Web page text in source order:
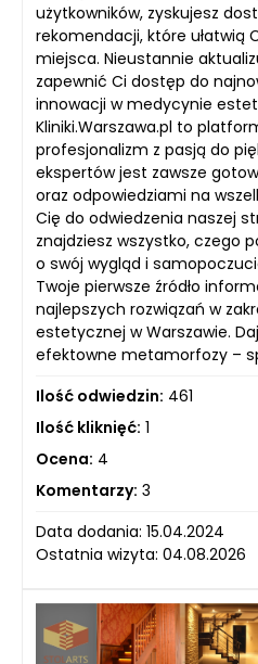
użytkowników, zyskujesz
rekomendacji, które ułatwią
miejsca. Nieustannie
zapewnić Ci dostęp do
innowacji w medycynie
Kliniki.Warszawa.pl to
profesjonalizm z pasją do
ekspertów jest zawsze
oraz odpowiedziami na
Cię do odwiedzenia naszej
znajdziesz wszystko, czego
o swój wygląd i
Twoje pierwsze źródło
najlepszych rozwiązań w
estetycznej w Warszawie.
efektowne metamorfozy –
Ilość odwiedzin: 461
Ilość kliknięć: 1
Ocena: 4
Komentarzy: 3
Data dodania: 15.04.2024
Ostatnia wizyta: 04.08.2026